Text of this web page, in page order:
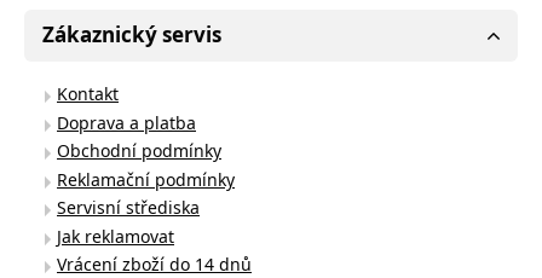
Zákaznický servis
Kontakt
Doprava a platba
Obchodní podmínky
Reklamační podmínky
Servisní střediska
Jak reklamovat
Vrácení zboží do 14 dnů